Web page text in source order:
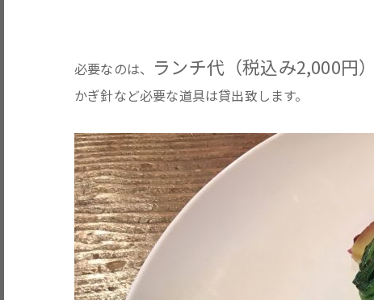
必要なのは、 ランチ代（税込み2,000円）
かぎ針など必要な道具は貸出致します。